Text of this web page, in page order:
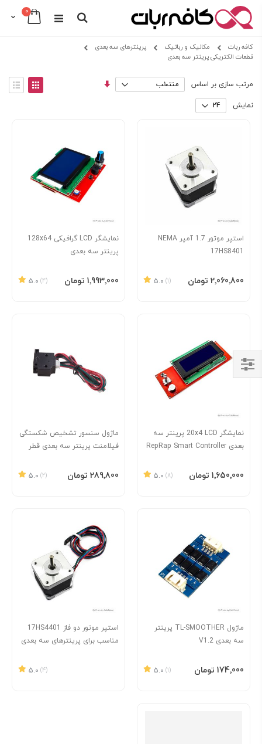
Cart0
Search
to
Content
کافه ربات مکانیک و رباتیک
پرینترهای سه بعدی
قطعات الکتریکی پرینتر سه بعدی
مرتب سازی بر اساس
View
as
نمایش
استپر موتور 1.7 آمپر NEMA
17HS8401
5.0 (1) ‎2٬060٬800 تومان
افزودن به سبد
نمایشگر LCD گرافیکی 128x64
پرینتر سه بعدی
5.0 (4) ‎1٬993٬000 تومان
افزودن به سبد
نمایشگر 20x4 LCD پرینتر سه
بعدی RepRap Smart Controller
5.0 (8) ‎1٬650٬000 تومان
افزودن به سبد
ماژول سنسور تشخیص شکستگی
فیلامنت پرینتر سه بعدی قطر
5.0
(2) ‎289٬800 تومان
افزودن به سبد
ماژول TL-SMOOTHER پرینتر
سه بعدی V1.2
5.0 (1) ‎174٬000 تومان
افزودن به سبد
استپر موتور دو فاز 17HS4401
مناسب برای پرینترهای سه بعدی
5.0 (4)
Shop